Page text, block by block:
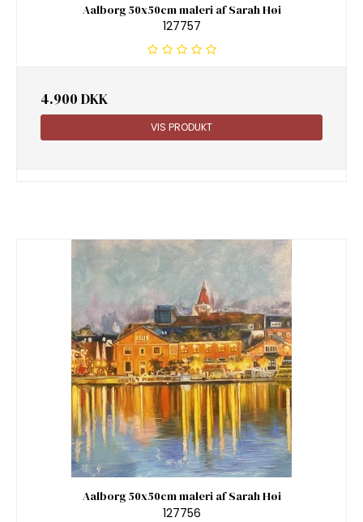
Aalborg 50x50cm maleri af Sarah Høi
127757
4.900 DKK
VIS PRODUKT
Aalborg 50x50cm maleri af Sarah Høi
127756